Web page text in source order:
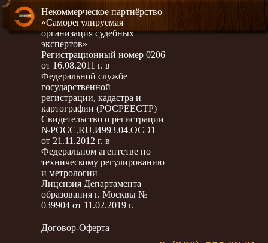
Некоммерческое партнёрство
«Саморегулируемая
организация судебных
экспертов»
Регистрационный номер 0206
от 16.08.2011 г. в
Федеральной службе
государственной
регистрации, кадастра и
картографии (РОСРЕЕСТР)
Свидетельство о регистрации
№РОСС.RU.И993.04.ОСЭ1
от 21.11.2012 г. в
Федеральном агентстве по
техническому регулированию
и метрологии
Лицензия Департамента
образования г. Москвы №
039904 от 11.02.2019 г.
Договор-Оферта